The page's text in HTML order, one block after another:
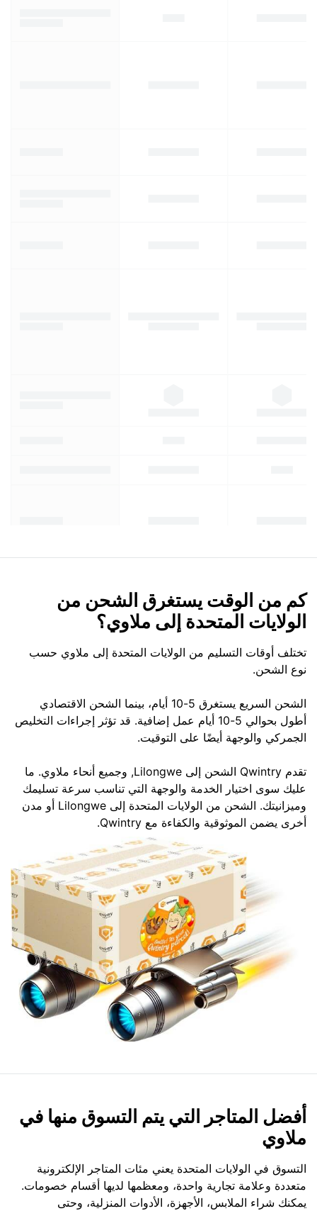
كم من الوقت يستغرق الشحن من
الولايات المتحدة إلى ملاوي؟
تختلف أوقات التسليم من الولايات المتحدة إلى ملاوي حسب
نوع الشحن.
الشحن السريع يستغرق 5-10 أيام، بينما الشحن الاقتصادي
أطول بحوالي 5-10 أيام عمل إضافية. قد تؤثر إجراءات التخليص
الجمركي والوجهة أيضًا على التوقيت.
تقدم Qwintry الشحن إلى Lilongwe, وجميع أنحاء ملاوي. ما
عليك سوى اختيار الخدمة والوجهة التي تناسب سرعة تسليمك
وميزانيتك. الشحن من الولايات المتحدة إلى Lilongwe أو مدن
أخرى يضمن الموثوقية والكفاءة مع Qwintry.
أفضل المتاجر التي يتم التسوق منها في
ملاوي
التسوق في الولايات المتحدة يعني مئات المتاجر الإلكترونية
متعددة وعلامة تجارية واحدة، ومعظمها لديها أقسام خصومات.
يمكنك شراء الملابس، الأجهزة، الأدوات المنزلية، وحتى